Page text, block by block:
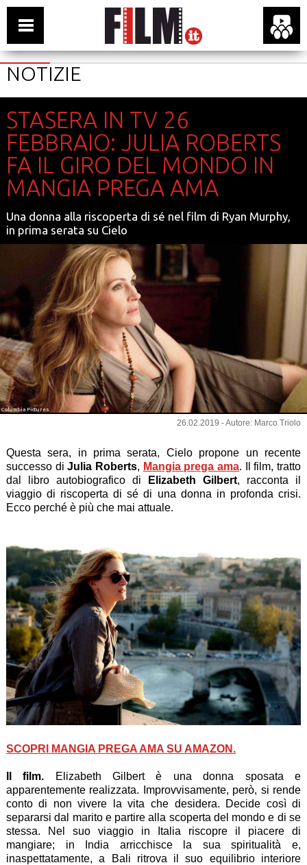
NOTIZIE
STASERA IN TV 26
FEBBRAIO: JULIA ROBERTS
FA IL GIRO DEL MONDO IN
MANGIA PREGA AMA
Una donna alla riscoperta di sé nel film di Ryan Murphy,
in prima serata su Cielo
Columbia Pictures
26.02.2019 - Autore: Marco Triolo
Questa sera, in prima serata, Cielo propone un recente
successo diJulia Roberts, Mangia prega ama. Il film, tratto
dal libro autobiografico di
Elizabeth Gilbert, racconta il
viaggio di riscoperta di sé di una donna in profonda crisi.
Ecco perché è più che mai attuale.
SCOPRI MANGIA PREGA AMA SU AMAZON.
Il film. Elizabeth Gilbert è una donna sposata e
apparentemente realizzata. Improvvisamente, però, si rende
conto di non vivere la vita che desidera. Decide così di
separarsi dal marito e partire alla scoperta del mondo e di se
stessa. Nel suo viaggio in Italia riscopre il piacere di
mangiare; in India arricchisce la sua spiritualità e,
inaspettatamente, a Bali ritrova il suo equilibrio interiore